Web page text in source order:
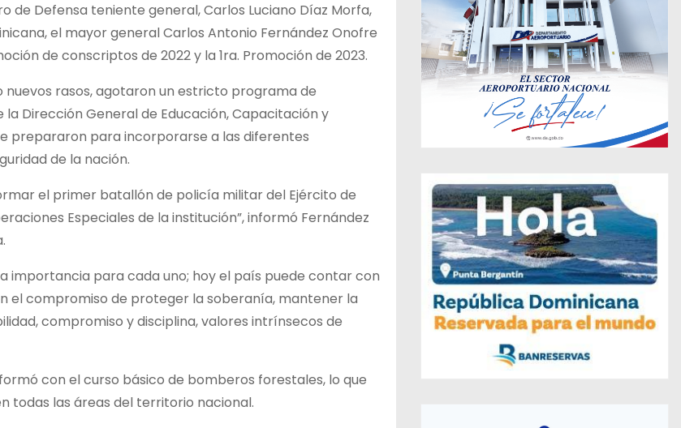
de Defensa teniente general, Carlos Luciano Díaz Morfa,
el mayor general Carlos Antonio Fernández Onofre
de conscriptos de 2022 y la 1ra. Promoción de 2023.
rasos, agotaron un estricto programa de
Dirección General de Educación, Capacitación y
prepararon para incorporarse a las diferentes
de la nación.
el primer batallón de policía militar del Ejército de
Especiales de la institución”, informó Fernández
importancia para cada uno; hoy el país puede contar con
el compromiso de proteger la soberanía, mantener la
compromiso y disciplina, valores intrínsecos de
con el curso básico de bomberos forestales, lo que
todas las áreas del territorio nacional.